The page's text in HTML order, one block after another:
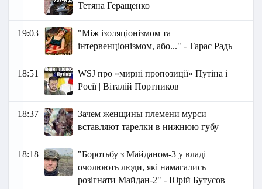
Тетяна Геращенко
19:03
"Між ізоляціонізмом та
інтервенціонізмом, або..." - Тарас Радь
18:51
WSJ про «мирні пропозиції» Путіна і
Росії | Віталій Портников
18:37
Зачем женщины племени мурси
вставляют тарелки в нижнюю губу
18:18
"Боротьбу з Майданом-3 у владі
очолюють люди, які намагались
розігнати Майдан-2" - Юрій Бутусов